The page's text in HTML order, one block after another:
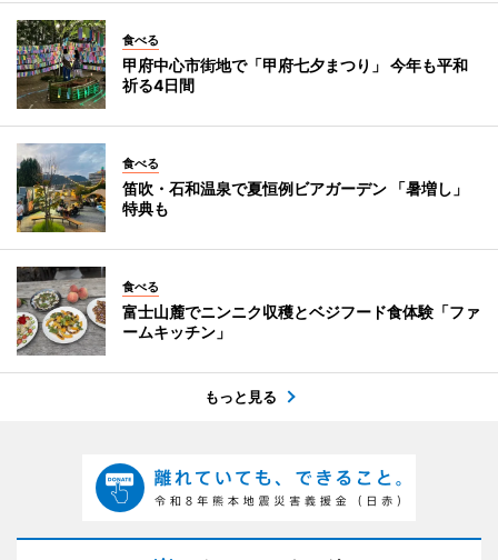
食べる
甲府中心市街地で「甲府七夕まつり」 今年も平和
祈る4日間
食べる
笛吹・石和温泉で夏恒例ビアガーデン 「暑増し」
特典も
食べる
富士山麓でニンニク収穫とベジフード食体験「ファ
ームキッチン」
もっと見る